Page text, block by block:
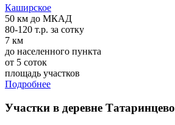
Каширское
50 км до МКАД
80-120 т.р. за сотку
7 км
до населенного пункта
от 5 соток
площадь участков
Подробнее
Участки в деревне Татаринцево